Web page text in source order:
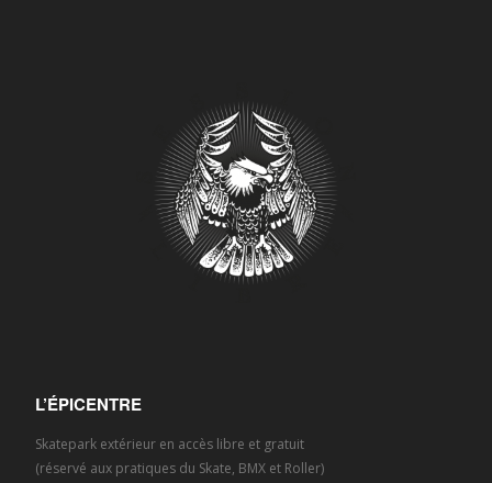
L’ÉPICENTRE
Skatepark extérieur en accès libre et gratuit
(réservé aux pratiques du Skate, BMX et Roller)